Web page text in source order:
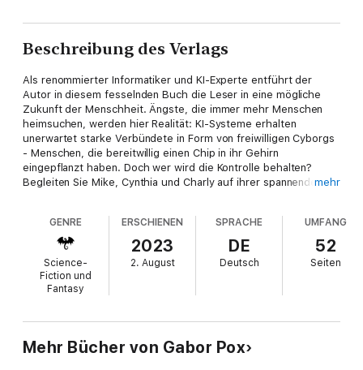
Beschreibung des Verlags
Als renommierter Informatiker und KI-Experte entführt der
Autor in diesem fesselnden Buch die Leser in eine mögliche
Zukunft der Menschheit. Ängste, die immer mehr Menschen
heimsuchen, werden hier Realität: KI-Systeme erhalten
unerwartet starke Verbündete in Form von freiwilligen Cyborgs
- Menschen, die bereitwillig einen Chip in ihr Gehirn
eingepflanzt haben. Doch wer wird die Kontrolle behalten?
Begleiten Sie Mike, Cynthia und Charly auf ihrer spannenden
Menschheit auf dem Spiel steht. Diese Science-Fiction-
Geschichte basiert auf realen Forschungsergebnissen
namhafter Unternehmen, wie etwa der Firma Neuralink von Elon
Musk, die tatsächlich Gehirn-Chips implantieren und testen
darf. "Künstliche Dummheit" entführt den Leser in eine
faszinierende und vielleicht nicht allzu ferne Zukunft, die zum
mehr
GENRE
Science-
Fiction und
Fantasy
ERSCHIENEN
2023
2. August
SPRACHE
DE
Deutsch
UMFANG
52
Seiten
Mehr Bücher von Gabor Pox